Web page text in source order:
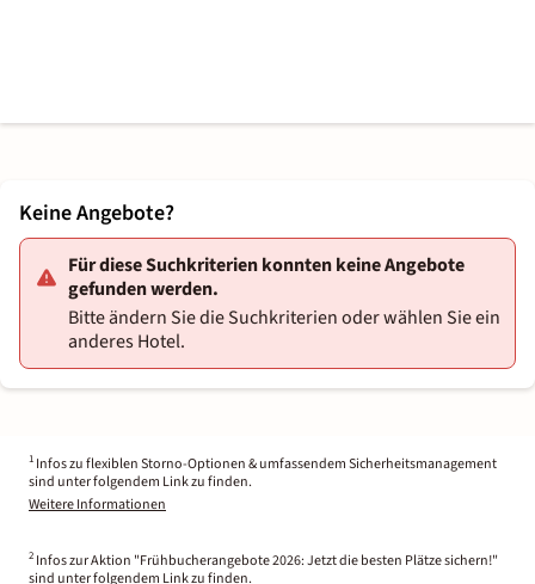
Keine Angebote?
Für diese Suchkriterien konnten keine Angebote
gefunden werden.
Bitte ändern Sie die Suchkriterien oder wählen Sie ein
anderes Hotel.
1 Infos zu flexiblen Storno-Optionen & umfassendem Sicherheitsmanagement
sind unter folgendem Link zu finden.
Weitere Informationen
2 Infos zur Aktion "Frühbucherangebote 2026: Jetzt die besten Plätze sichern!"
sind unter folgendem Link zu finden.